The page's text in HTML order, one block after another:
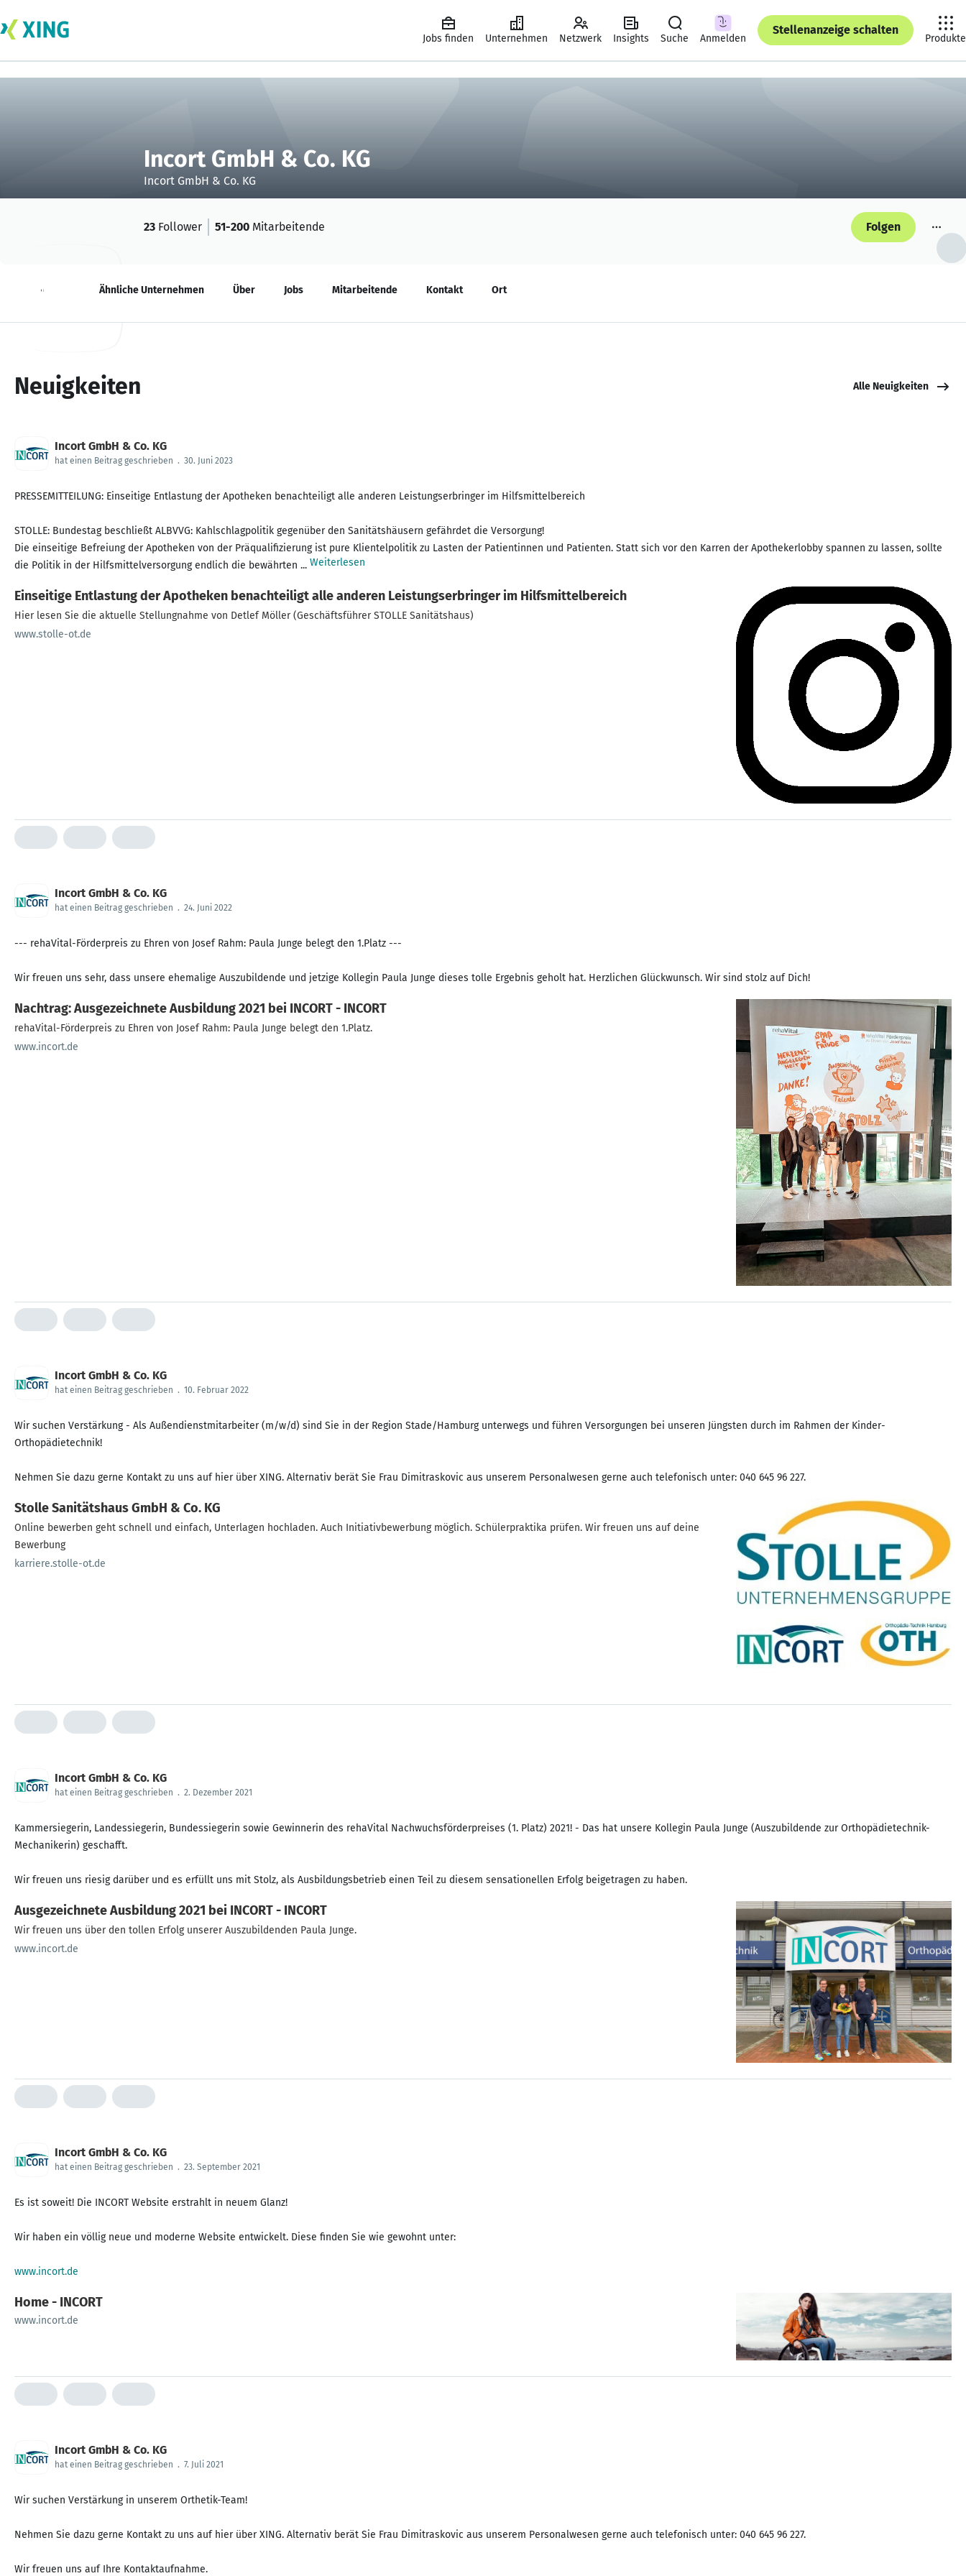
Jobs finden Unternehmen Netzwerk Insights Suche Anmelden
Stellenanzeige schalten
Produkte
Incort GmbH & Co. KG
Incort GmbH & Co. KG
23 Follower 51-200 Mitarbeitende Folgen
Neuigkeiten Ähnliche Unternehmen Über Jobs Mitarbeitende Kontakt Ort
Neuigkeiten Alle Neuigkeiten
Incort GmbH & Co. KG
hat einen Beitrag geschrieben . 30. Juni 2023
PRESSEMITTEILUNG: Einseitige Entlastung der Apotheken benachteiligt alle anderen Leistungserbringer im Hilfsmittelbereich
STOLLE: Bundestag beschließt ALBVVG: Kahlschlagpolitik gegenüber den Sanitätshäusern gefährdet die Versorgung!
Die einseitige Befreiung der Apotheken von der Präqualifizierung ist pure Klientelpolitik zu Lasten der Patientinnen und Patienten. Statt sich vor den Karren der Apothekerlobby spannen zu lassen, sollte
die Politik in der Hilfsmittelversorgung endlich die bewährten ... Weiterlesen
Einseitige Entlastung der Apotheken benachteiligt alle anderen Leistungserbringer im Hilfsmittelbereich
Hier lesen Sie die aktuelle Stellungnahme von Detlef Möller (Geschäftsführer STOLLE Sanitätshaus)
www.stolle-ot.de
Incort GmbH & Co. KG
hat einen Beitrag geschrieben . 24. Juni 2022
--- rehaVital-Förderpreis zu Ehren von Josef Rahm: Paula Junge belegt den 1.Platz ---
Wir freuen uns sehr, dass unsere ehemalige Auszubildende und jetzige Kollegin Paula Junge dieses tolle Ergebnis geholt hat. Herzlichen Glückwunsch. Wir sind stolz auf Dich!
Nachtrag: Ausgezeichnete Ausbildung 2021 bei INCORT - INCORT
rehaVital-Förderpreis zu Ehren von Josef Rahm: Paula Junge belegt den 1.Platz.
www.incort.de
Incort GmbH & Co. KG
hat einen Beitrag geschrieben . 10. Februar 2022
Wir suchen Verstärkung - Als Außendienstmitarbeiter (m/w/d) sind Sie in der Region Stade/Hamburg unterwegs und führen Versorgungen bei unseren Jüngsten durch im Rahmen der Kinder-
Orthopädietechnik!
Nehmen Sie dazu gerne Kontakt zu uns auf hier über XING. Alternativ berät Sie Frau Dimitraskovic aus unserem Personalwesen gerne auch telefonisch unter: 040 645 96 227.
Stolle Sanitätshaus GmbH & Co. KG
Online bewerben geht schnell und einfach, Unterlagen hochladen. Auch Initiativbewerbung möglich. Schülerpraktika prüfen. Wir freuen uns auf deine
Bewerbung
karriere.stolle-ot.de
Incort GmbH & Co. KG
hat einen Beitrag geschrieben . 2. Dezember 2021
Kammersiegerin, Landessiegerin, Bundessiegerin sowie Gewinnerin des rehaVital Nachwuchsförderpreises (1. Platz) 2021! - Das hat unsere Kollegin Paula Junge (Auszubildende zur Orthopädietechnik-
Mechanikerin) geschafft.
Wir freuen uns riesig darüber und es erfüllt uns mit Stolz, als Ausbildungsbetrieb einen Teil zu diesem sensationellen Erfolg beigetragen zu haben.
Ausgezeichnete Ausbildung 2021 bei INCORT - INCORT
Wir freuen uns über den tollen Erfolg unserer Auszubildenden Paula Junge.
www.incort.de
Incort GmbH & Co. KG
hat einen Beitrag geschrieben . 23. September 2021
Es ist soweit! Die INCORT Website erstrahlt in neuem Glanz!
Wir haben ein völlig neue und moderne Website entwickelt. Diese finden Sie wie gewohnt unter:
www.incort.de
Home - INCORT
www.incort.de
Incort GmbH & Co. KG
hat einen Beitrag geschrieben . 7. Juli 2021
Wir suchen Verstärkung in unserem Orthetik-Team!
Nehmen Sie dazu gerne Kontakt zu uns auf hier über XING. Alternativ berät Sie Frau Dimitraskovic aus unserem Personalwesen gerne auch telefonisch unter: 040 645 96 227.
Wir freuen uns auf Ihre Kontaktaufnahme.